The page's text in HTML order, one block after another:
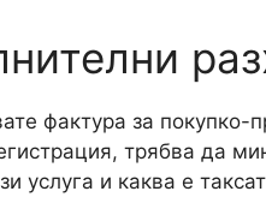
фактура за
трябва да
услуга и каква е